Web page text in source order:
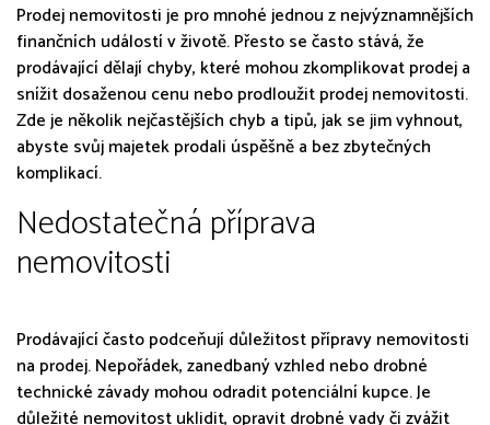
Prodej nemovitosti je pro mnohé jednou z nejvýznamnějších
finančních událostí v životě. Přesto se často stává, že
prodávající dělají chyby, které mohou zkomplikovat prodej a
snížit dosaženou cenu nebo prodloužit prodej nemovitosti.
Zde je několik nejčastějších chyb a tipů, jak se jim vyhnout,
abyste svůj majetek prodali úspěšně a bez zbytečných
komplikací.
Nedostatečná příprava
nemovitosti
Prodávající často podceňují důležitost přípravy nemovitosti
na prodej. Nepořádek, zanedbaný vzhled nebo drobné
technické závady mohou odradit potenciální kupce. Je
důležité nemovitost uklidit, opravit drobné vady či zvážit